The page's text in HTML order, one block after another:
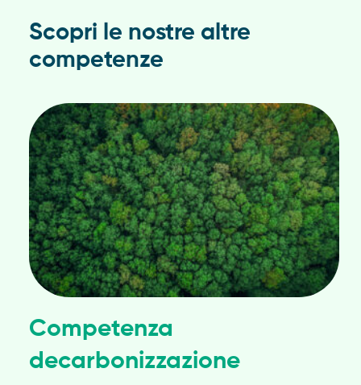
Scopri le nostre altre
competenze
Competenza
decarbonizzazione